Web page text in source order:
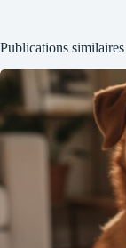
Publications similaires